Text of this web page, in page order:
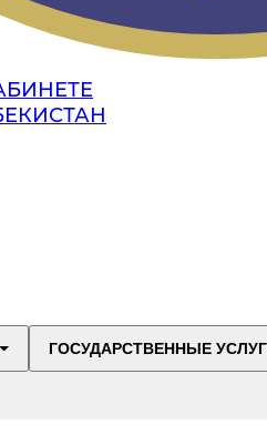
ГОСУДАРСТВЕННЫЕ